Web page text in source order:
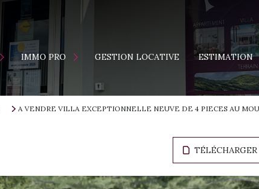
IMMO PRO
LOCATION
VENTE
GESTION LOCATIVE ESTIMATION
A VENDRE VILLA EXCEPTIONNELLE NEUVE DE 4 PIECES AU